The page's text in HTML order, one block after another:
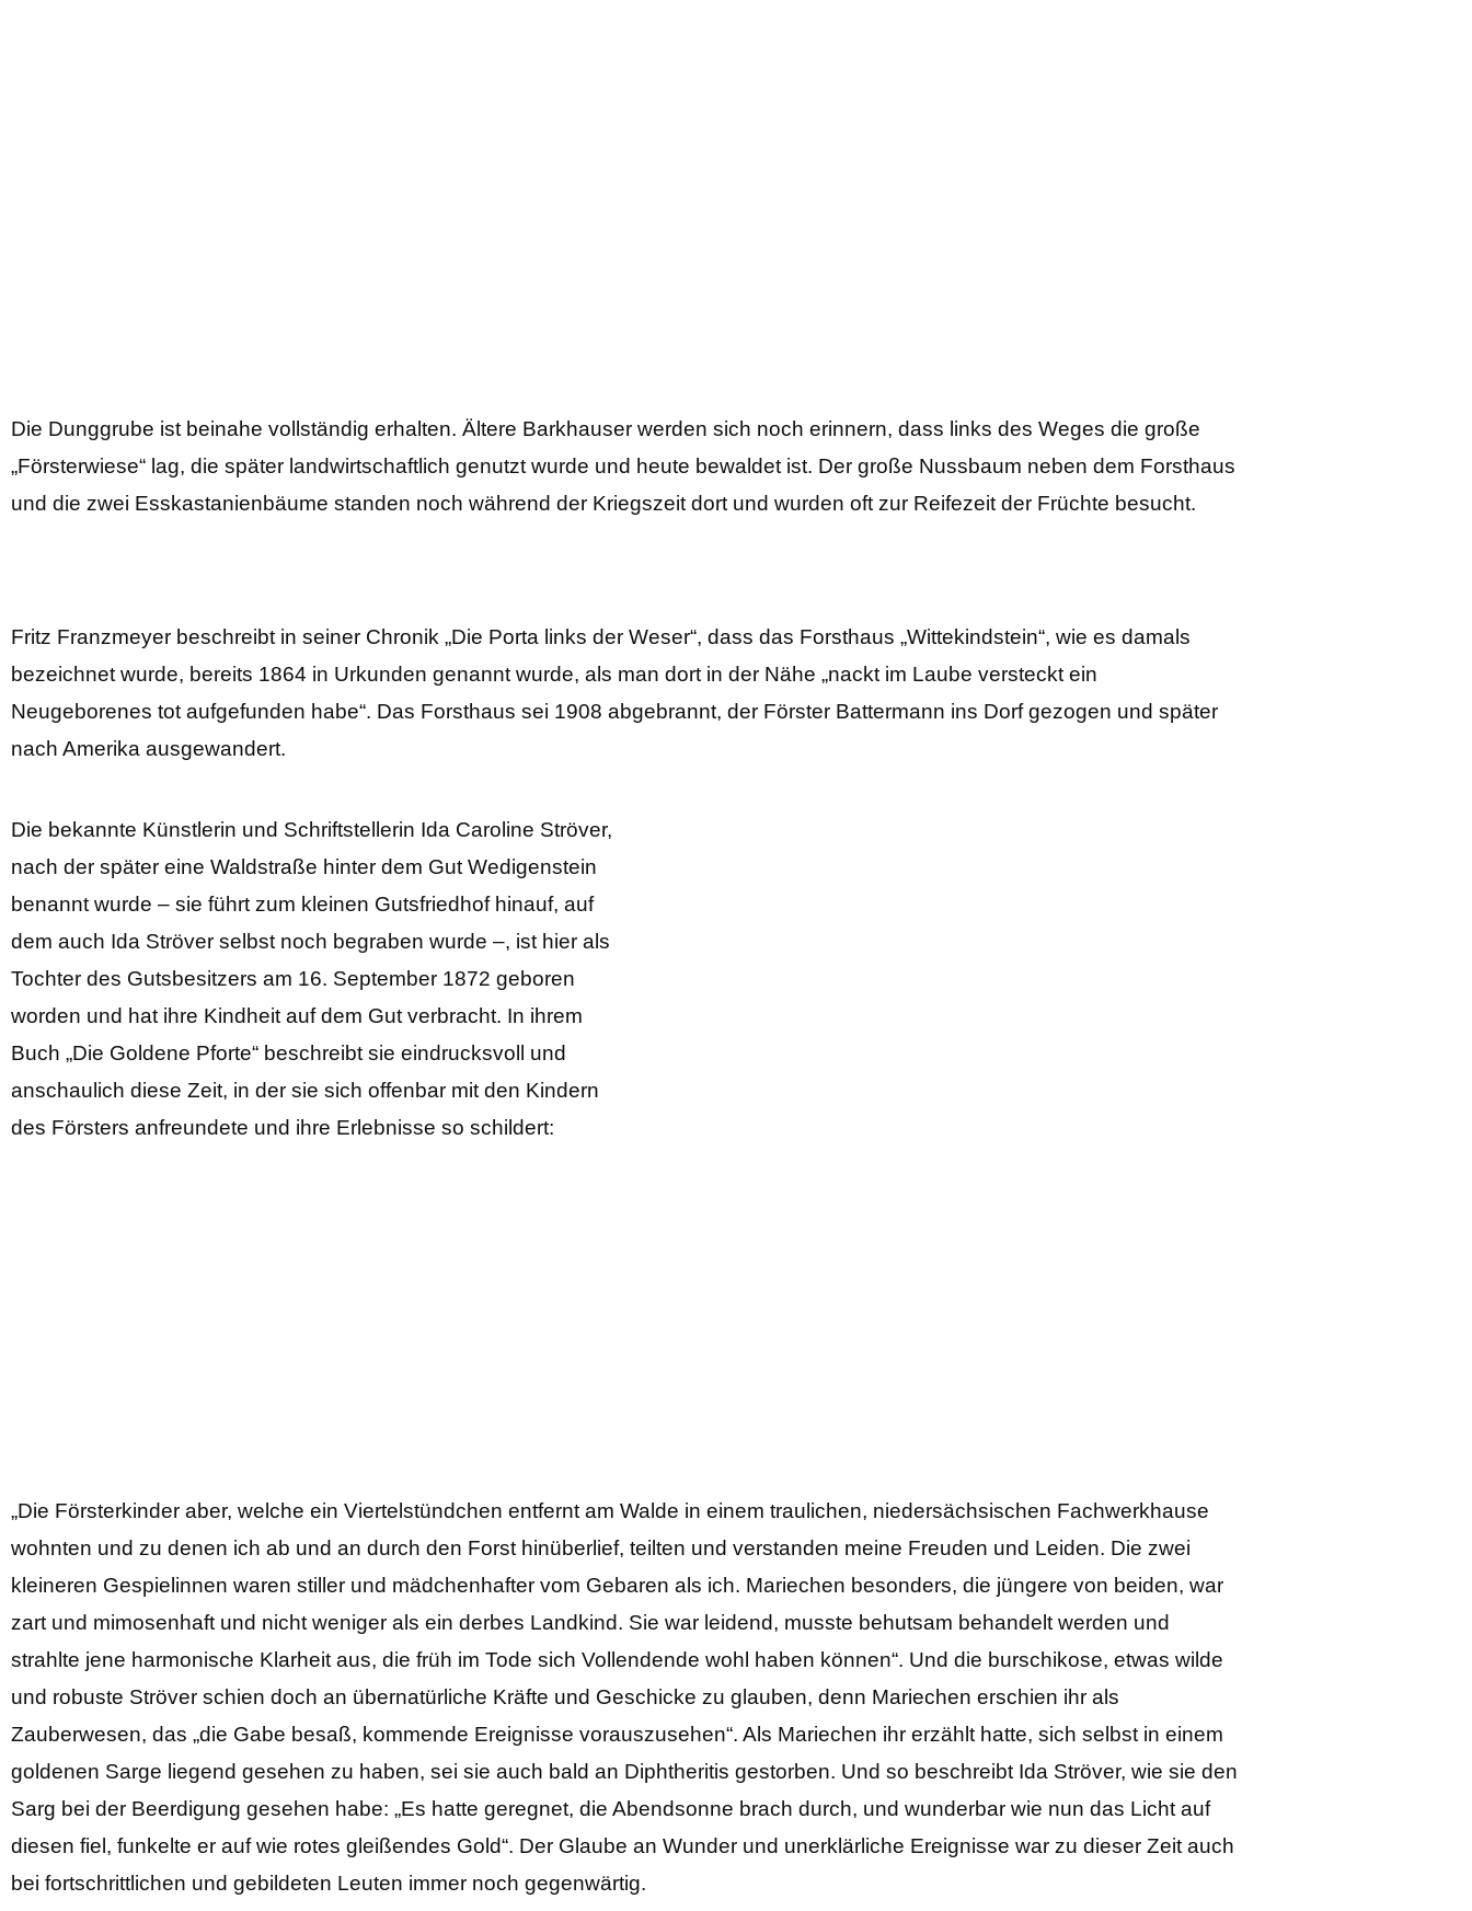
Die Dunggrube ist beinahe vollständig erhalten. Ältere Barkhauser werden sich noch erinnern, dass links des Weges die große
„Försterwiese“ lag, die später landwirtschaftlich genutzt wurde und heute bewaldet ist. Der große Nussbaum neben dem Forsthaus
und die zwei Esskastanienbäume standen noch während der Kriegszeit dort und wurden oft zur Reifezeit der Früchte besucht.
Fritz Franzmeyer beschreibt in seiner Chronik „Die Porta links der Weser“, dass das Forsthaus „Wittekindstein“, wie es damals
bezeichnet wurde, bereits 1864 in Urkunden genannt wurde, als man dort in der Nähe „nackt im Laube versteckt ein
Neugeborenes tot aufgefunden habe“. Das Forsthaus sei 1908 abgebrannt, der Förster Battermann ins Dorf gezogen und später
nach Amerika ausgewandert.
Die bekannte Künstlerin und Schriftstellerin Ida Caroline Ströver,
nach der später eine Waldstraße hinter dem Gut Wedigenstein
benannt wurde – sie führt zum kleinen Gutsfriedhof hinauf, auf
dem auch Ida Ströver selbst noch begraben wurde –, ist hier als
Tochter des Gutsbesitzers am 16. September 1872 geboren
worden und hat ihre Kindheit auf dem Gut verbracht. In ihrem
Buch „Die Goldene Pforte“ beschreibt sie eindrucksvoll und
anschaulich diese Zeit, in der sie sich offenbar mit den Kindern
des Försters anfreundete und ihre Erlebnisse so schildert:
„Die Försterkinder aber, welche ein Viertelstündchen entfernt am Walde in einem traulichen, niedersächsischen Fachwerkhause
wohnten und zu denen ich ab und an durch den Forst hinüberlief, teilten und verstanden meine Freuden und Leiden. Die zwei
kleineren Gespielinnen waren stiller und mädchenhafter vom Gebaren als ich. Mariechen besonders, die jüngere von beiden, war
zart und mimosenhaft und nicht weniger als ein derbes Landkind. Sie war leidend, musste behutsam behandelt werden und
strahlte jene harmonische Klarheit aus, die früh im Tode sich Vollendende wohl haben können“. Und die burschikose, etwas wilde
und robuste Ströver schien doch an übernatürliche Kräfte und Geschicke zu glauben, denn Mariechen erschien ihr als
Zauberwesen, das „die Gabe besaß, kommende Ereignisse vorauszusehen“. Als Mariechen ihr erzählt hatte, sich selbst in einem
goldenen Sarge liegend gesehen zu haben, sei sie auch bald an Diphtheritis gestorben. Und so beschreibt Ida Ströver, wie sie den
Sarg bei der Beerdigung gesehen habe: „Es hatte geregnet, die Abendsonne brach durch, und wunderbar wie nun das Licht auf
diesen fiel, funkelte er auf wie rotes gleißendes Gold“. Der Glaube an Wunder und unerklärliche Ereignisse war zu dieser Zeit auch
bei fortschrittlichen und gebildeten Leuten immer noch gegenwärtig.